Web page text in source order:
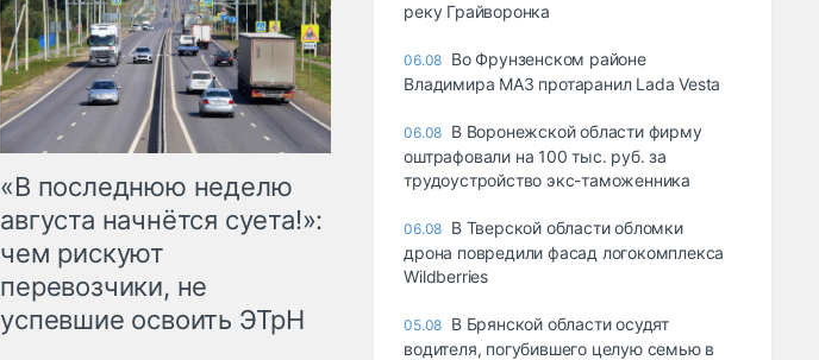
«В последнюю неделю
августа начнётся суета!»:
чем рискуют
перевозчики, не
успевшие освоить ЭТрН
реку Грайворонка
06.08 Во Фрунзенском районе
Владимира МАЗ протаранил Lada Vesta
06.08 В Воронежской области фирму
оштрафовали на 100 тыс. руб. за
трудоустройство экс-таможенника
06.08 В Тверской области обломки
дрона повредили фасад логокомплекса
Wildberries
05.08 В Брянской области осудят
водителя, погубившего целую семью в